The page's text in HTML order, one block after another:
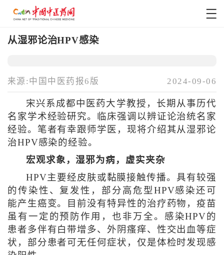
从湿邪论治HPV感染
来源:中国中医药报6版 2024-09-06
宋兴系成都中医药大学教授，长期从事历代
名家学术经验研究。临床强调以辨证论治统名家
经验。笔者有幸跟师学医，现将介绍其从湿邪论
治HPV感染的经验。
宏观求象，湿邪为病，虚实夹杂
HPV主要经皮肤或黏膜接触传播。具有较强
的传染性、复发性，部分高危型HPV感染还可
能产生癌变。目前没有特异性的治疗药物，疫苗
虽有一定的预防作用，也非万全。感染HPV的
患者多伴有白带增多、外阴瘙痒、性交出血等症
状，部分患者可无任何症状，仅是体检时发现感